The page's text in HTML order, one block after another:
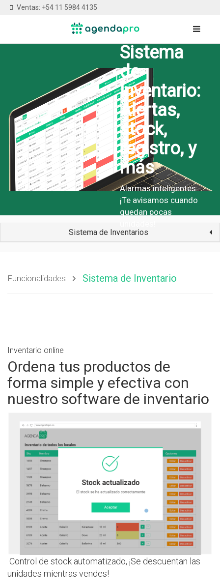
Ventas: +54 11 5984 4135
Sistema
de
Inventario:
Alertas,
stock,
registro, y
más
Alarmas inteligentes:
¡Te avisamos cuando
quedan pocas
unidades!
Sistema de Inventarios
Funcionalidades Sistema de Inventario
Inventario online
Ordena tus productos de
forma simple y efectiva con
nuestro software de inventario
Control de stock automatizado, ¡Se descuentan las
unidades mientras vendes!